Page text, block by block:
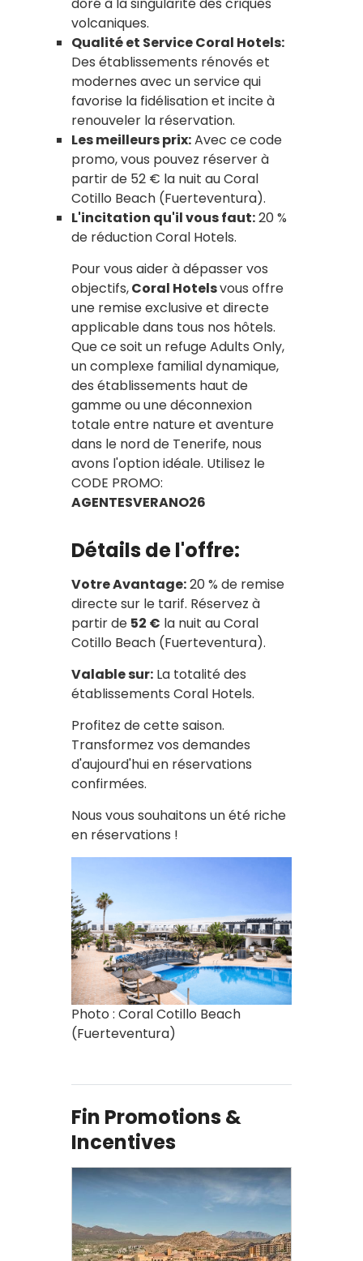
doré à la singularité des criques
volcaniques.
Qualité et Service Coral Hotels:
Des établissements rénovés et
modernes avec un service qui
favorise la fidélisation et incite à
renouveler la réservation.
Les meilleurs prix:Avec ce code
promo, vous pouvez réserver à
partir de 52 € la nuit au Coral
Cotillo Beach (Fuerteventura).
L'incitation qu'il vous faut:20 %
de réduction Coral Hotels.
Pour vous aider à dépasser vos
objectifs,Coral Hotelsvous offre
une remise exclusive et directe
applicable dans tous nos hôtels.
Que ce soit un refuge Adults Only,
un complexe familial dynamique,
des établissements haut de
gamme ou une déconnexion
totale entre nature et aventure
dans le nord de Tenerife, nous
avons l'option idéale. Utilisez le
CODE PROMO:
AGENTESVERANO26
Détails de l'offre:
Votre Avantage:20 % de remise
directe sur le tarif. Réservez à
partir de 52 € la nuit au Coral
Cotillo Beach (Fuerteventura).
Valable sur: La totalité des
établissements Coral Hotels.
Profitez de cette saison.
Transformez vos demandes
d'aujourd'hui en réservations
confirmées.
Nous vous souhaitons un été riche
en réservations !
Photo : Coral Cotillo Beach
(Fuerteventura)
Fin Promotions &
Incentives